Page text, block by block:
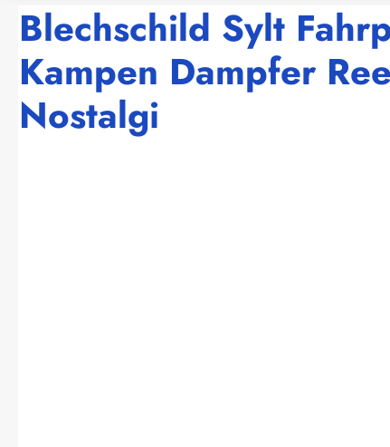
Blechschild Sylt
Kampen Dampfer
Nostalgi